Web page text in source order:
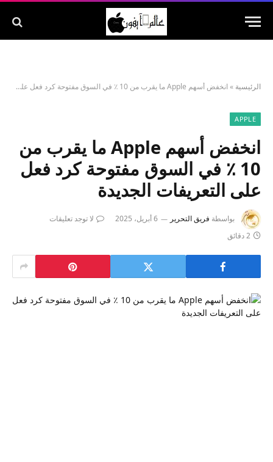
الرئيسية » انخفض أسهم Apple ما يقرب من 10 ٪ في السوق مفتوحة كرد فعل على التعريفات الجديدة
APPLE
انخفض أسهم Apple ما يقرب من
10 ٪ في السوق مفتوحة كرد فعل
على التعريفات الجديدة
بواسطة فريق التحرير 6 أبريل، 2025
لا توجد تعليقات
2 دقائق